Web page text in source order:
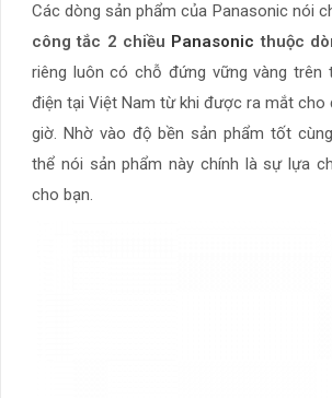
Các dòng sản phẩm của Panasonic nói
công tắc 2 chiều Panasonic thuộc
riêng luôn có chỗ đứng vững vàng trên
điện tại Việt Nam từ khi được ra mắt cho
giờ. Nhờ vào độ bền sản phẩm tốt
thể nói sản phẩm này chính là sự lựa
cho bạn.